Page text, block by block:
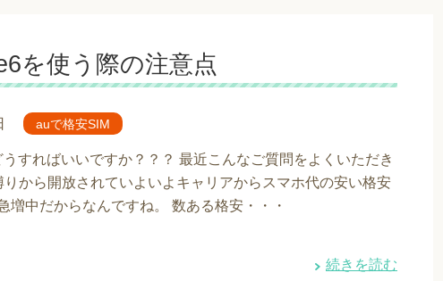
を使う際の注意点
auで格安SIM
すればいいですか？？？ 最近こんなご質問をよくいただき
から開放されていよいよキャリアからスマホ代の安い格安
増中だからなんですね。 数ある格安・・・
続きを読む